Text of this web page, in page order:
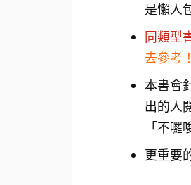
是懶人
同類型
去參考
本書會
出的人
「不
更重要